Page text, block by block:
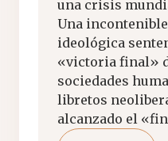
una crisis
Una
ideológica
«victoria final»
sociedades
libretos
alcanzado el